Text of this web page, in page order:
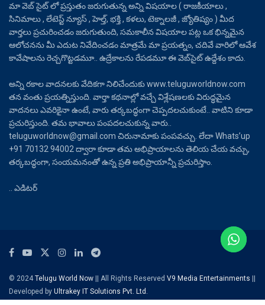
మా వెబ్ సైట్ లో ప్రస్తుతం జరుగుతున్న అన్ని విషయాల ( రాజకీయాలు ,
సినిమాలు , లేటెస్ట్ న్యూస్ , హెల్త్, భక్తి , కళలు, టెక్నాలజీ , జ్యోతిష్యం ) మీద
వార్తలు ప్రచురించడం జరుగుతుంది, సమకాలీన విషయాల పట్ల ఒక భిన్నమైన
ఆలోచనను మీ ఎదుట నివేదించడం మాత్రమే మా ప్రయత్నం, చదివే వారిలో ఆవేశ
కావేషాలను రెచ్చగొట్టడమూ.. ఉద్రేకాలను రేపడమూ ఈ వెబ్‌సైట్ ఉద్దేశం కాదు.
అన్ని రకాల వాదనలకు వేదికగా నిలిచేందుకు www.teluguworldnow.com
తన వంతు ప్రయత్నిస్తుంది. వార్తా కథనాల్లో వచ్చే విశ్లేషణలకు విరుద్ధమైన
వాదనలు ఎవరికైనా ఉంటే, వారు తర్కబద్ధంగా చెప్పదలచుకుంటే.. వాటిని కూడా
ప్రచురిస్తుంది. తమ భావాలు పంపదలచుకున్న వారు..
teluguworldnow@gmail.com చిరునామాకు పంపవచ్చు. లేదా Whats’up
+91 70132 94002 ద్వారా కూడా తమ అభిప్రాయాలను తెలియ చేయ వచ్చు,
తర్కబద్ధంగా, సంయమనంతో ఉన్న ప్రతి అభిప్రాయాన్నీ ప్రచురిస్తాం.
.. ఎడిటర్
© 2024Telugu World Now || All Rights Reserved V9 Media Entertainments ||
Developed by Ultrakey IT Solutions Pvt. Ltd.